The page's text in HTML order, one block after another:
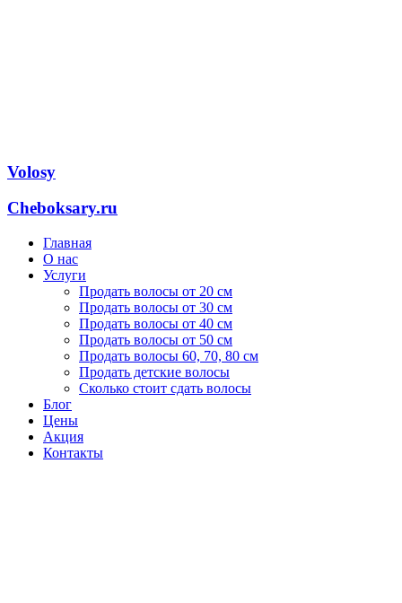
Volosy
Cheboksary.ru
Главная
О нас
Услуги
Продать волосы от 20 см
Продать волосы от 30 см
Продать волосы от 40 см
Продать волосы от 50 см
Продать волосы 60, 70, 80 см
Продать детские волосы
Сколько стоит сдать волосы
Блог
Цены
Акция
Контакты